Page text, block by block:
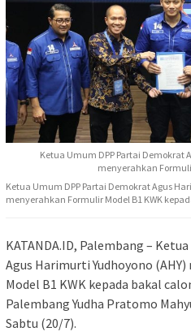
Ketua Umum DPP Partai Demokrat
menyerahkan
Ketua Umum DPP Partai Demokrat Agus
menyerahkan Formulir Model B1 KWK
KATANDA.ID, Palembang –
Agus Harimurti Yudhoyono
Model B1 KWK kepada bakal
Palembang Yudha Pratomo
Sabtu (20/7).